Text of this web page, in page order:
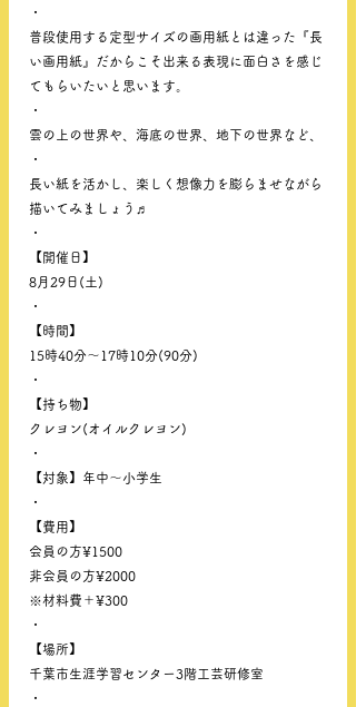
・
普段使用する定型サイズの画用紙とは違った『長
い画用紙』だからこそ出来る表現に面白さを感じ
てもらいたいと思います。
・
雲の上の世界や、海底の世界、地下の世界など、
・
長い紙を活かし、楽しく想像力を膨らませながら
描いてみましょう♬
・
【開催日】
8月29日(土)
・
【時間】
15時40分〜17時10分(90分)
・
【持ち物】
クレヨン(オイルクレヨン)
・
【対象】年中〜小学生
・
【費用】
会員の方¥1500
非会員の方¥2000
※材料費＋¥300
・
【場所】
千葉市生涯学習センター3階工芸研修室
・